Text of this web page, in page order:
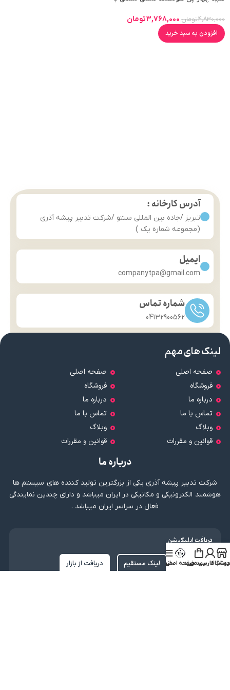
4,830,000تومان 3,768,000تومان
افزودن به سبد خرید
آدرس کارخانه :
تبریز /جاده بین المللی سنتو /شرکت تدبیر پیشه آذری
(مجموعه شماره یک )
ایمیل
companytpa@gmail.com
شماره تماس
04132900562
لینک های مهم
صفحه اصلی
فروشگاه
درباره ما
تماس با ما
وبلاگ
قوانین و مقررات
صفحه اصلی
فروشگاه
درباره ما
تماس با ما
وبلاگ
قوانین و مقررات
درباره ما
شرکت تدبیر پیشه آذری یکی از بزرگترین تولید کننده های سیستم ها
هوشمند الکترونیکی و مکانیکی در ایران میباشد و دارای چندین نمایندگی
فعال در سراسر ایران میباشد .
دریافت اپلیکیشن
لینک مستقیم دریافت از بازار حساب کاربری من
سبد خریدصفحه اصلی
منو